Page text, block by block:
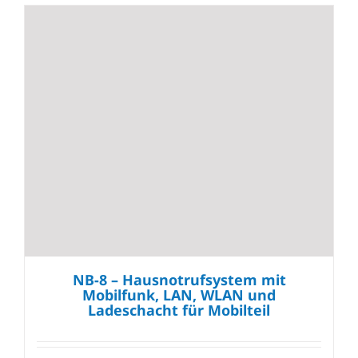
NB-8 – Hausnotrufsystem mit
Mobilfunk, LAN, WLAN und
Ladeschacht für Mobilteil